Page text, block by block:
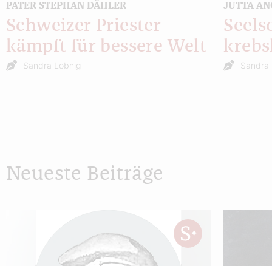
PATER STEPHAN DÄHLER
Schweizer Priester
kämpft für bessere Welt
Sandra Lobnig
JUTTA
Sandra
Neueste Beiträge